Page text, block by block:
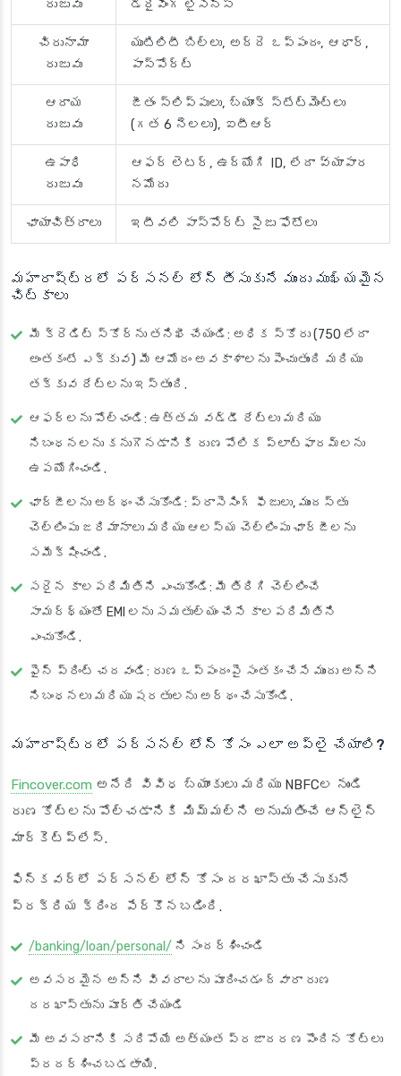
రుజువు డ్రైవింగ్ లైసెన్స్
చిరునామా
రుజువు
యుటిలిటీ బిల్లు, అద్దె ఒప్పందం, ఆధార్,
పాస్‌పోర్ట్
ఆదాయ
రుజువు
జీతం స్లిప్పులు, బ్యాంక్ స్టేట్‌మెంట్‌లు
(గత 6 నెలలు), ఐటీఆర్
ఉపాధి
రుజువు
ఆఫర్ లెటర్, ఉద్యోగి ID, లేదా వ్యాపార
నమోదు
ఛాయాచిత్రాలు ఇటీవలి పాస్‌పోర్ట్ సైజు ఫోటోలు
మహారాష్ట్రలో పర్సనల్ లోన్ తీసుకునే ముందు ముఖ్యమైన
చిట్కాలు
మీ క్రెడిట్ స్కోర్‌ను తనిఖీ చేయండి: అధిక స్కోరు (750 లేదా
అంతకంటే ఎక్కువ) మీ ఆమోదం అవకాశాలను పెంచుతుంది మరియు
తక్కువ రేట్లను ఇస్తుంది.
ఆఫర్‌లను పోల్చండి: ఉత్తమ వడ్డీ రేట్లు మరియు
నిబంధనలను కనుగొనడానికి రుణ పోలిక ప్లాట్‌ఫారమ్‌లను
ఉపయోగించండి.
ఛార్జీలను అర్థం చేసుకోండి: ప్రాసెసింగ్ ఫీజులు, ముందస్తు
చెల్లింపు జరిమానాలు మరియు ఆలస్య చెల్లింపు ఛార్జీలను
సమీక్షించండి.
సరైన కాలపరిమితిని ఎంచుకోండి: మీ తిరిగి చెల్లించే
సామర్థ్యంతో EMI లను సమతుల్యం చేసే కాలపరిమితిని
ఎంచుకోండి.
ఫైన్ ప్రింట్ చదవండి: రుణ ఒప్పందంపై సంతకం చేసే ముందు అన్ని
నిబంధనలు మరియు షరతులను అర్థం చేసుకోండి.
మహారాష్ట్రలో పర్సనల్ లోన్ కోసం ఎలా అప్లై చేయాలి?
Fincover.com అనేది వివిధ బ్యాంకులు మరియు NBFCల నుండి
రుణ కోట్‌లను పోల్చడానికి మిమ్మల్ని అనుమతించే ఆన్‌లైన్
మార్కెట్‌ప్లేస్.
ఫిన్‌కవర్‌లో పర్సనల్ లోన్ కోసం దరఖాస్తు చేసుకునే
ప్రక్రియ క్రింద పేర్కొనబడింది.
/banking/loan/personal/ ని సందర్శించండి
అవసరమైన అన్ని వివరాలను పూరించడం ద్వారా రుణ
దరఖాస్తును పూర్తి చేయండి
మీ అవసరానికి సరిపోయే అత్యంత ప్రజాదరణ పొందిన కోట్‌లు
ప్రదర్శించబడతాయి.